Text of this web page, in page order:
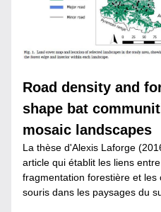
Road density and
shape bat
mosaic landscapes
La thèse d'Alexis Laforge
article qui établit les liens
fragmentation forestière et les
souris dans les paysages du